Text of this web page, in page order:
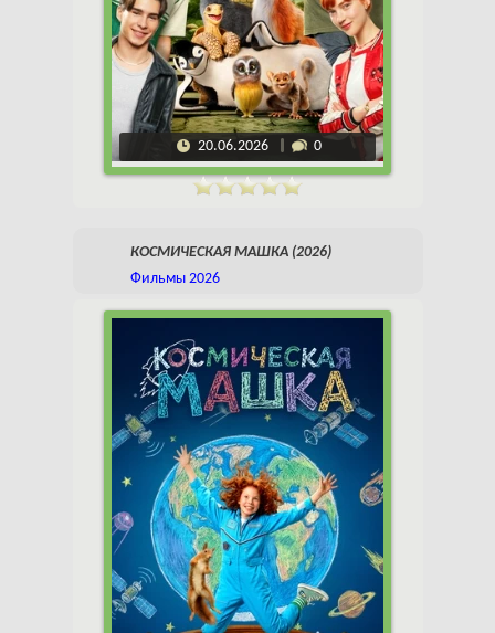
20.06.2026 0
КОСМИЧЕСКАЯ МАШКА (2026)
Фильмы 2026